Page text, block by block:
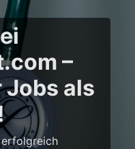
–
Jobs als